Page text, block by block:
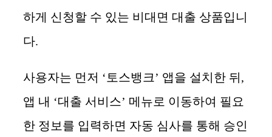
하게 신청할 수 있는 비대면 대출 상품입니
다.
사용자는 먼저 ‘토스뱅크’ 앱을 설치한 뒤,
앱 내 ‘대출 서비스’ 메뉴로 이동하여 필요
한 정보를 입력하면 자동 심사를 통해 승인